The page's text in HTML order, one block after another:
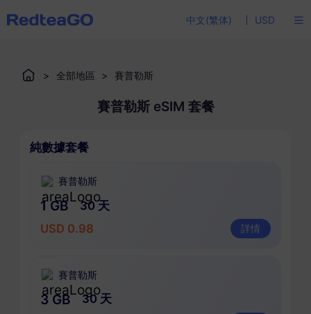
中文(繁体) USD
> 全部地區 > 賽普勒斯
賽普勒斯 eSIM 套餐
純數據套餐
賽普勒斯
1 GB
30 天
USD 0.98
詳情
賽普勒斯
3 GB
30 天